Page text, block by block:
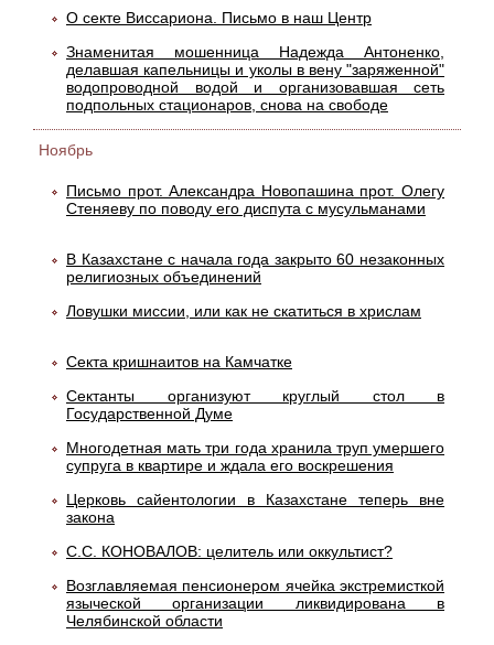
О секте Виссариона. Письмо в наш Центр
Знаменитая мошенница Надежда Антоненко,
делавшая капельницы и уколы в вену "заряженной"
водопроводной водой и организовавшая сеть
подпольных стационаров, снова на свободе
Ноябрь
Письмо прот. Александра Новопашина прот. Олегу
Стеняеву по поводу его диспута с мусульманами
В Казахстане с начала года закрыто 60 незаконных
религиозных объединений
Ловушки миссии, или как не скатиться в хрислам
Секта кришнаитов на Камчатке
Сектанты организуют круглый стол в
Государственной Думе
Многодетная мать три года хранила труп умершего
супруга в квартире и ждала его воскрешения
Церковь сайентологии в Казахстане теперь вне
закона
С.С. КОНОВАЛОВ: целитель или оккультист?
Возглавляемая пенсионером ячейка экстремисткой
языческой организации ликвидирована в
Челябинской области